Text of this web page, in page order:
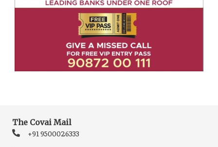
The Covai Mail
+91 9500026333